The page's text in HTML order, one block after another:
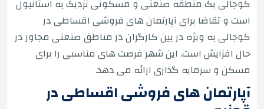
کوجالی یک منطقه صنعتی و مسکونی نزدیک به استانبول
است و تقاضا برای آپارتمان های فروشی اقساطی در
کوجالی به ویژه در بین کارگران در مناطق صنعتی مجاور در
حال افزایش است. این شهر فرصت های مناسبی را برای
مسکن و سرمایه گذاری ارائه می دهد.
آپارتمان های فروشی اقساطی در